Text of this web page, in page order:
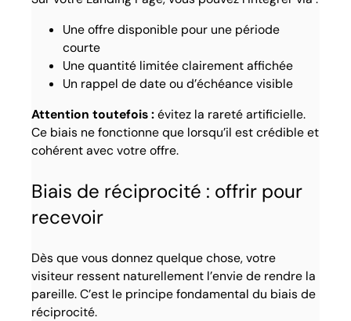
Une offre disponible pour une période
courte
Une quantité limitée clairement affichée
Un rappel de date ou d’échéance visible
Attention toutefois :évitez la rareté artificielle.
Ce biais ne fonctionne que lorsqu’il est crédible et
cohérent avec votre offre.
Biais de réciprocité : offrir pour
recevoir
Dès que vous donnez quelque chose, votre
visiteur ressent naturellement l’envie de rendre la
pareille. C’est le principe fondamental du biais de
réciprocité.